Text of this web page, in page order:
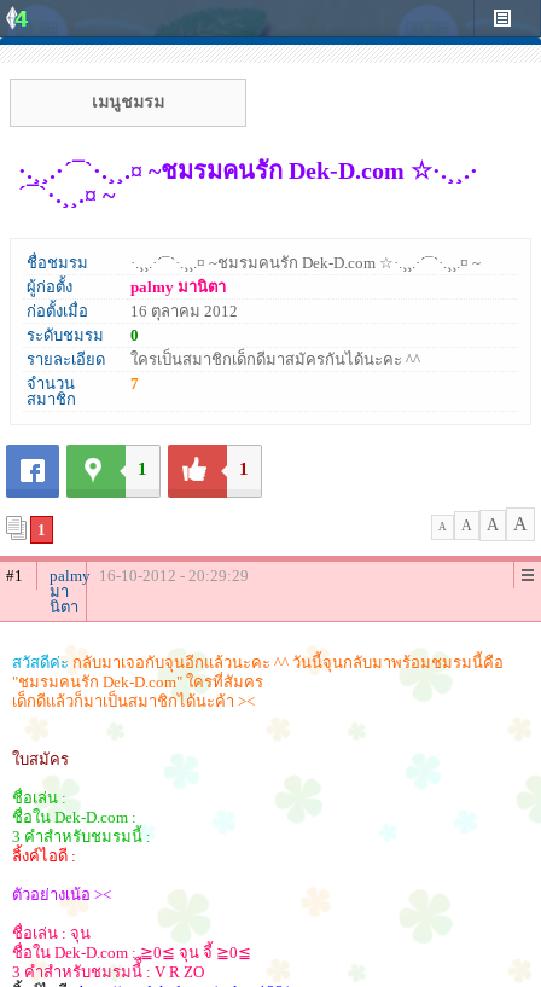
เมนูชมรม
·.¸¸.·´¯`·.¸¸.¤ ~ชมรมคนรัก Dek-D.com ☆·.¸¸.·
´¯`·.¸¸.¤ ~
ชื่อชมรม
·.¸¸.·´¯`·.¸¸.¤ ~ชมรมคนรัก Dek-D.com ☆·.¸¸.·´¯`·.¸¸.¤ ~
ผู้ก่อตั้ง
palmy มานิตา
ก่อตั้งเมื่อ
16 ตุลาคม 2012
ระดับชมรม
0
รายละเอียด
ใครเป็นสมาชิกเด็กดีมาสมัครกันได้นะคะ ^^
จำนวน
สมาชิก
7
1 1
1 A A A A
#1
palmy
มา
นิตา
16-10-2012 - 20:29:29
สวัสดีค่ะ กลับมาเจอกับจุนอีกแล้วนะคะ ^^ วันนี้จุนกลับมาพร้อมชมรมนี้คือ
"ชมรมคนรัก Dek-D.com" ใครที่สัมคร
เด็กดีแล้วก็มาเป็นสมาชิกได้นะค้า ><
ใบสมัคร
ชื่อเล่น :
ชื่อใน Dek-D.com :
3 คำสำหรับชมรมนี้ :
ลิ้งค์ไอดี :
ตัวอย่างเน้อ ><
ชื่อเล่น : จุน
ชื่อใน Dek-D.com : ≧0≦ จุน จี้ ≧0≦
3 คำสำหรับชมรมนี้ื : V R ZO